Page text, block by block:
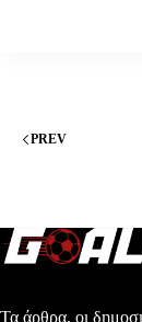
PREV
Τα άρθρα, οι